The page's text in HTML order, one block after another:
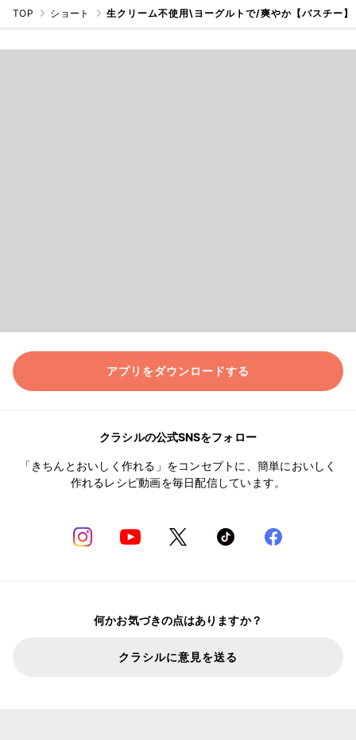
TOP ショート 生クリーム不使用\ヨーグルトで/爽やか【バスチー】
アプリをダウンロードする
クラシルの公式SNSをフォロー
「きちんとおいしく作れる」をコンセプトに、簡単においしく
作れるレシピ動画を毎日配信しています。
何かお気づきの点はありますか？
クラシルに意見を送る